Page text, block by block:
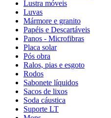
Lustra móveis
Luvas
Mármore e granito
Papéis e Descartáveis
Panos - Microfibras
Placa solar
Pós obra
Ralos, pias e esgoto
Rodos
Sabonete líquidos
Sacos de lixos
Soda cáustica
Suporte LT